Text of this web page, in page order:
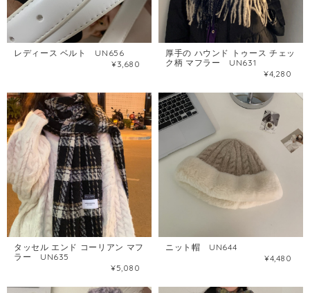
レディース ベルト UN656
¥3,680
厚手の ハウンド トゥース チェッ
ク柄 マフラー UN631
¥4,280
タッセル エンド コーリアン マフ
ラー UN635
¥5,080
ニット帽 UN644
¥4,480